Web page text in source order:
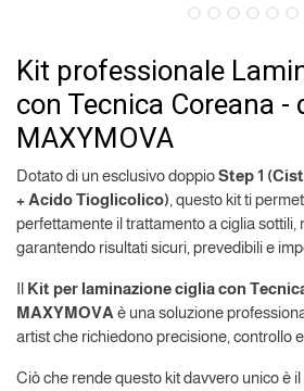
Kit professionale
con Tecnica Coreana -
MAXYMOVA
Dotato di un esclusivo doppioStep 1
+ Acido Tioglicolico), questo kit ti
perfettamente il trattamento a ciglia sottili,
garantendo risultati sicuri, prevedibili e
Kit per laminazione ciglia con
MAXYMOVAè una soluzione
artist che richiedono precisione, controllo
Ciò che rende questo kit davvero unico è il